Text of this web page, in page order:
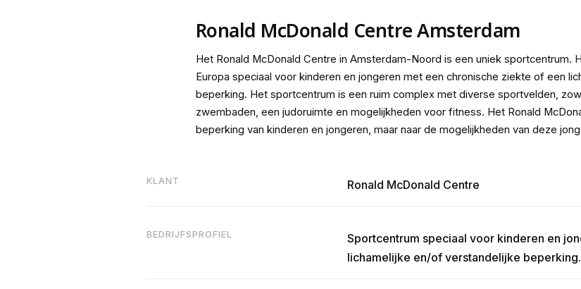
Ronald McDonald Centre Amsterdam
Het Ronald McDonald Centre in Amsterdam-Noord is een uniek sportcentrum.
Europa speciaal voor kinderen en jongeren met een chronische ziekte of een
beperking. Het sportcentrum is een ruim complex met diverse sportvelden,
zwembaden, een judoruimte en mogelijkheden voor fitness. Het Ronald
beperking van kinderen en jongeren, maar naar de mogelijkheden van deze
KLANT Ronald McDonald Centre
BEDRIJFSPROFIEL
Sportcentrum speciaal voor kinderen en
lichamelijke en/of verstandelijke beperking.